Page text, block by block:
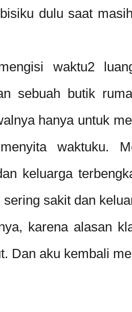
dulu saat
waktu2
sebuah butik
hanya untuk
waktuku.
keluarga
sering sakit dan
karena alasan
Dan aku kembali